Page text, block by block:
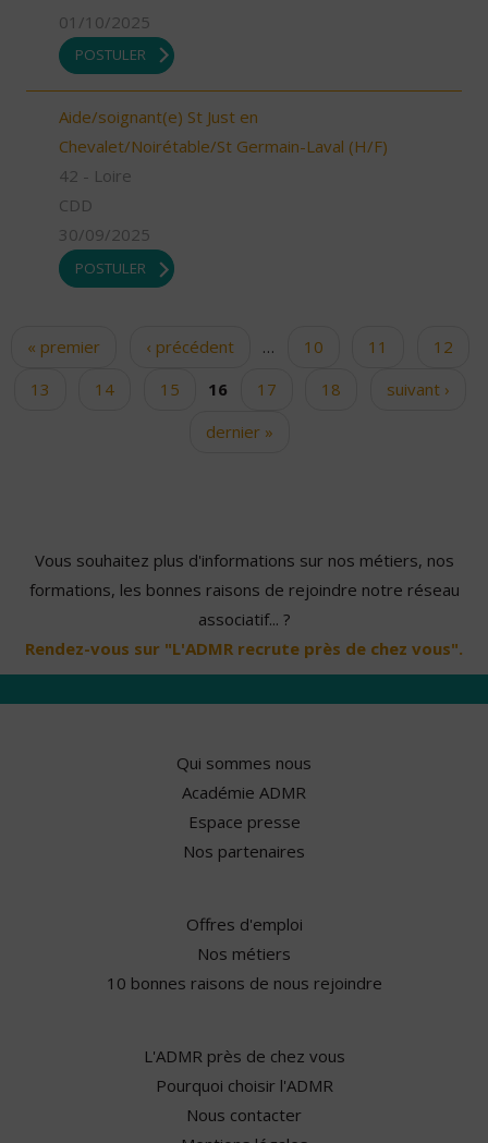
01/10/2025
POSTULER
Aide/soignant(e) St Just en
Chevalet/Noirétable/St Germain-Laval (H/F)
42 - Loire
CDD
30/09/2025
POSTULER
Pages
« premier ‹ précédent … 10 11
12
13
14 15 16 17 18
suivant ›
dernier »
Vous souhaitez plus d'informations sur nos métiers, nos
formations, les bonnes raisons de rejoindre notre réseau
associatif... ?
Rendez-vous sur "L'ADMR recrute près de chez vous".
Qui sommes nous
Académie ADMR
Espace presse
Nos partenaires
Offres d'emploi
Nos métiers
10 bonnes raisons de nous rejoindre
L'ADMR près de chez vous
Pourquoi choisir l'ADMR
Nous contacter